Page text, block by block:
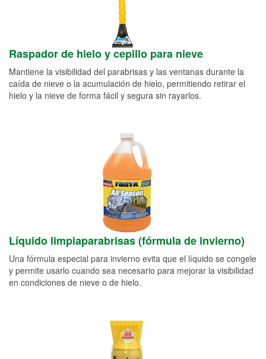
Raspador de hielo y cepillo para nieve
Mantiene la visibilidad del parabrisas y las ventanas durante la
caída de nieve o la acumulación de hielo, permitiendo retirar el
hielo y la nieve de forma fácil y segura sin rayarlos.
Líquido limpiaparabrisas (fórmula de invierno)
Una fórmula especial para invierno evita que el líquido se congele
y permite usarlo cuando sea necesario para mejorar la visibilidad
en condiciones de nieve o de hielo.